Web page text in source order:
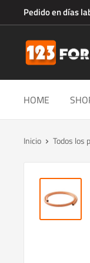
directamente
contenido
Pedido en días
123forja.es
HOME
Inicio Todos los